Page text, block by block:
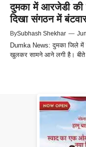
दुमका में आरजेडी की
दिखा संगठन में
BySubhash Shekhar —
Dumka News: दुमका जिले में
खुलकर सामने आने लगी है। बीते